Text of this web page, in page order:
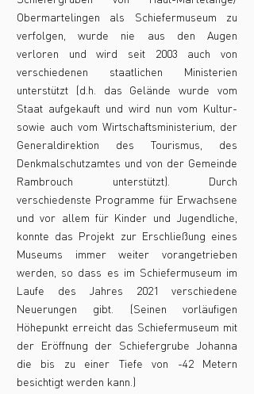
Obermartelingen als Schiefermuseum zu
verfolgen, wurde nie aus den Augen
verloren und wird seit 2003 auch von
verschiedenen staatlichen Ministerien
unterstützt (d.h. das Gelände wurde vom
Staat aufgekauft und wird nun vom Kultur-
sowie auch vom Wirtschaftsministerium, der
Generaldirektion des Tourismus, des
Denkmalschutzamtes und von der Gemeinde
Rambrouch unterstützt). Durch
verschiedenste Programme für Erwachsene
und vor allem für Kinder und Jugendliche,
konnte das Projekt zur Erschließung eines
Museums immer weiter vorangetrieben
werden, so dass es im Schiefermuseum im
Laufe des Jahres 2021 verschiedene
Neuerungen gibt. (Seinen vorläufigen
Höhepunkt erreicht das Schiefermuseum mit
der Eröffnung der Schiefergrube Johanna
die bis zu einer Tiefe von -42 Metern
besichtigt werden kann.)